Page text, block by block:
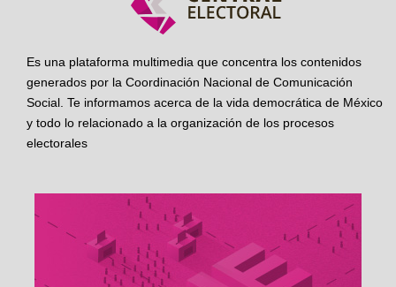
Es una plataforma multimedia que concentra los contenidos
generados por la Coordinación Nacional de Comunicación
Social. Te informamos acerca de la vida democrática de México
y todo lo relacionado a la organización de los procesos
electorales